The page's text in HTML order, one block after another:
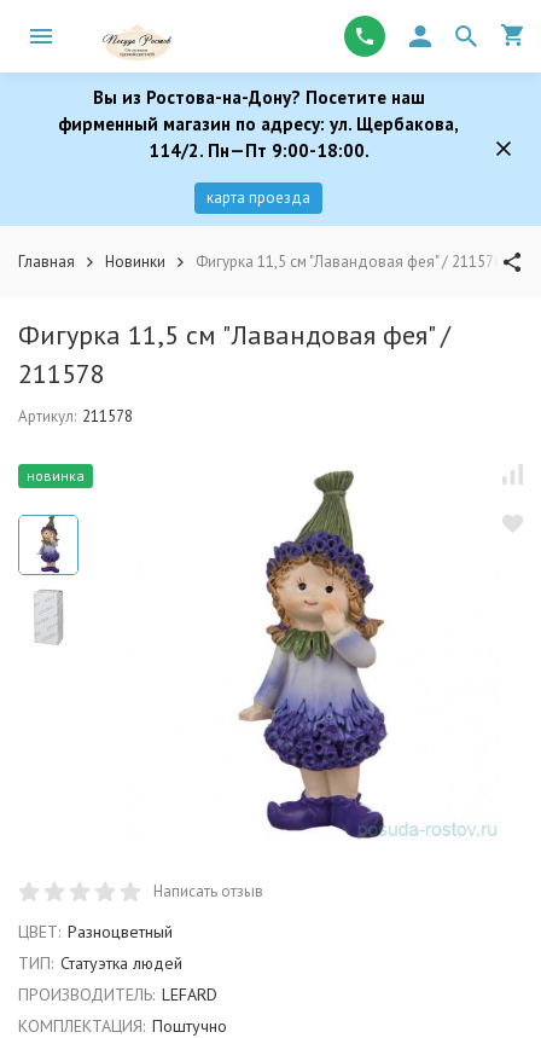
Вы из Ростова-на-Дону? Посетите наш
фирменный магазин по адресу: ул. Щербакова,
114/2. Пн—Пт 9:00-18:00.
карта проезда
Главная Новинки Фигурка 11,5 см "Лавандовая фея" / 211578
Фигурка 11,5 см "Лавандовая фея" /
211578
Артикул: 211578
новинка
Написать отзыв
ЦВЕТ: Разноцветный
ТИП: Статуэтка людей
ПРОИЗВОДИТЕЛЬ: LEFARD
КОМПЛЕКТАЦИЯ: Поштучно